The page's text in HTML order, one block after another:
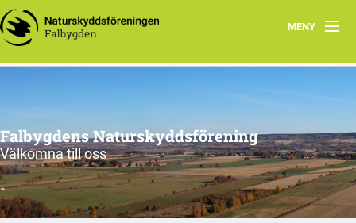
MENY
Program 2026
Styrelsen
Om oss
Fixa grejer – Falbygden
Falbygdens Naturskyddsförening
Välkomna till oss